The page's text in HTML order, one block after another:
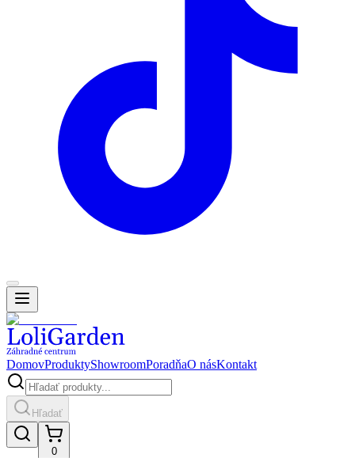
DomovProduktyShowroomPoradňaO násKontakt
Hľadať
0